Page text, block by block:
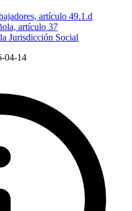
artículo 49.1.d
artículo 37
Jurisdicción Social
04-14